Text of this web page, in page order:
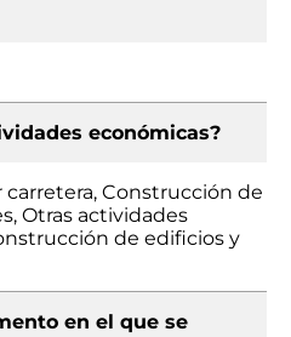
económicas?
Construcción de
Otras actividades
de edificios y
en el que se